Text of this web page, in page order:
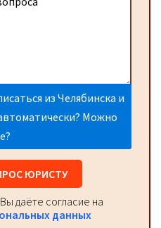
из Челябинска и
Можно
ЮРИСТУ
даёте согласие на
данных